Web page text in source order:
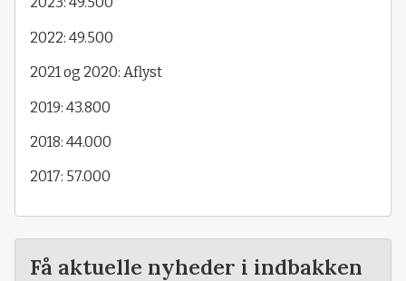
2022: 49.500
2021 og 2020: Aflyst
2019: 43.800
2018: 44.000
2017: 57.000
Få aktuelle nyheder i indbakken